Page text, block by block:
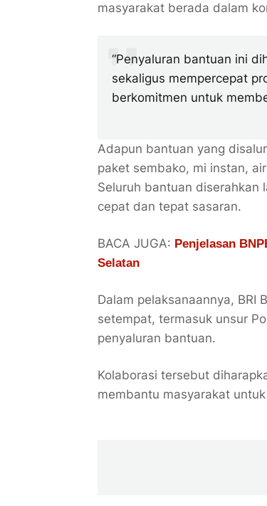
masyarakat berada dalam
“Penyaluran bantuan ini
sekaligus mempercepat
berkomitmen untuk
Adapun bantuan yang
paket sembako, mi instan,
Seluruh bantuan diserahkan
cepat dan tepat sasaran.
BACA JUGA: Penjelasan
Selatan
Dalam pelaksanaannya, BRI
setempat, termasuk unsur
penyaluran bantuan.
Kolaborasi tersebut
membantu masyarakat